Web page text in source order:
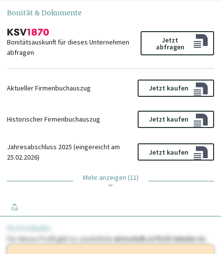
Bonität & Dokumente
Bonitätsauskunft für dieses Unternehmen
abfragen
Jetzt
abfragen
Aktueller Firmenbuchauszug Jetzt kaufen
Historischer Firmenbuchauszug Jetzt kaufen
Jahresabschluss 2025 (eingereicht am
25.02.2026)
Jetzt kaufen
Mehr anzeigen (11)
TOP
Für dieses Profil gibt es zusätzlichewirtschaft.at PLUS Inhaltedie
Sie momentan nicht einsehen können. Schalten Sie dieses Profil frei